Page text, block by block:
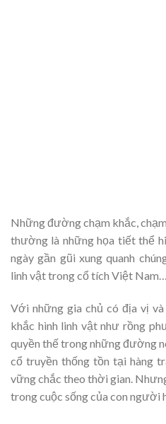
Những đường chạm khắc,
thường là những họa tiết thể
ngày gần gũi xung quanh
linh vật trong cổ tích Việt Nam…
Với những gia chủ có địa vị
khắc hình linh vật như rồng
quyền thế trong những đường
cổ truyền thống tồn tại hàng
vững chắc theo thời gian.
trong cuộc sống của con người